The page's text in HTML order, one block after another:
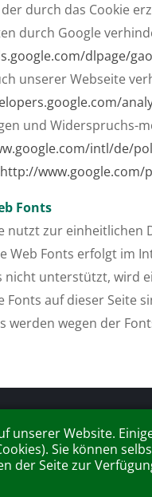
durch das Cookie
durch Google
dlpage/
unserer Webseite
und Widerspruchs-
intl/de/
http://www.google.com/
Fonts
nutzt zur einheitlichen
Web Fonts erfolgt im
nicht unterstützt, wird
Fonts auf dieser Seite
werden wegen der
unserer Website.
Sie können
der Seite zur